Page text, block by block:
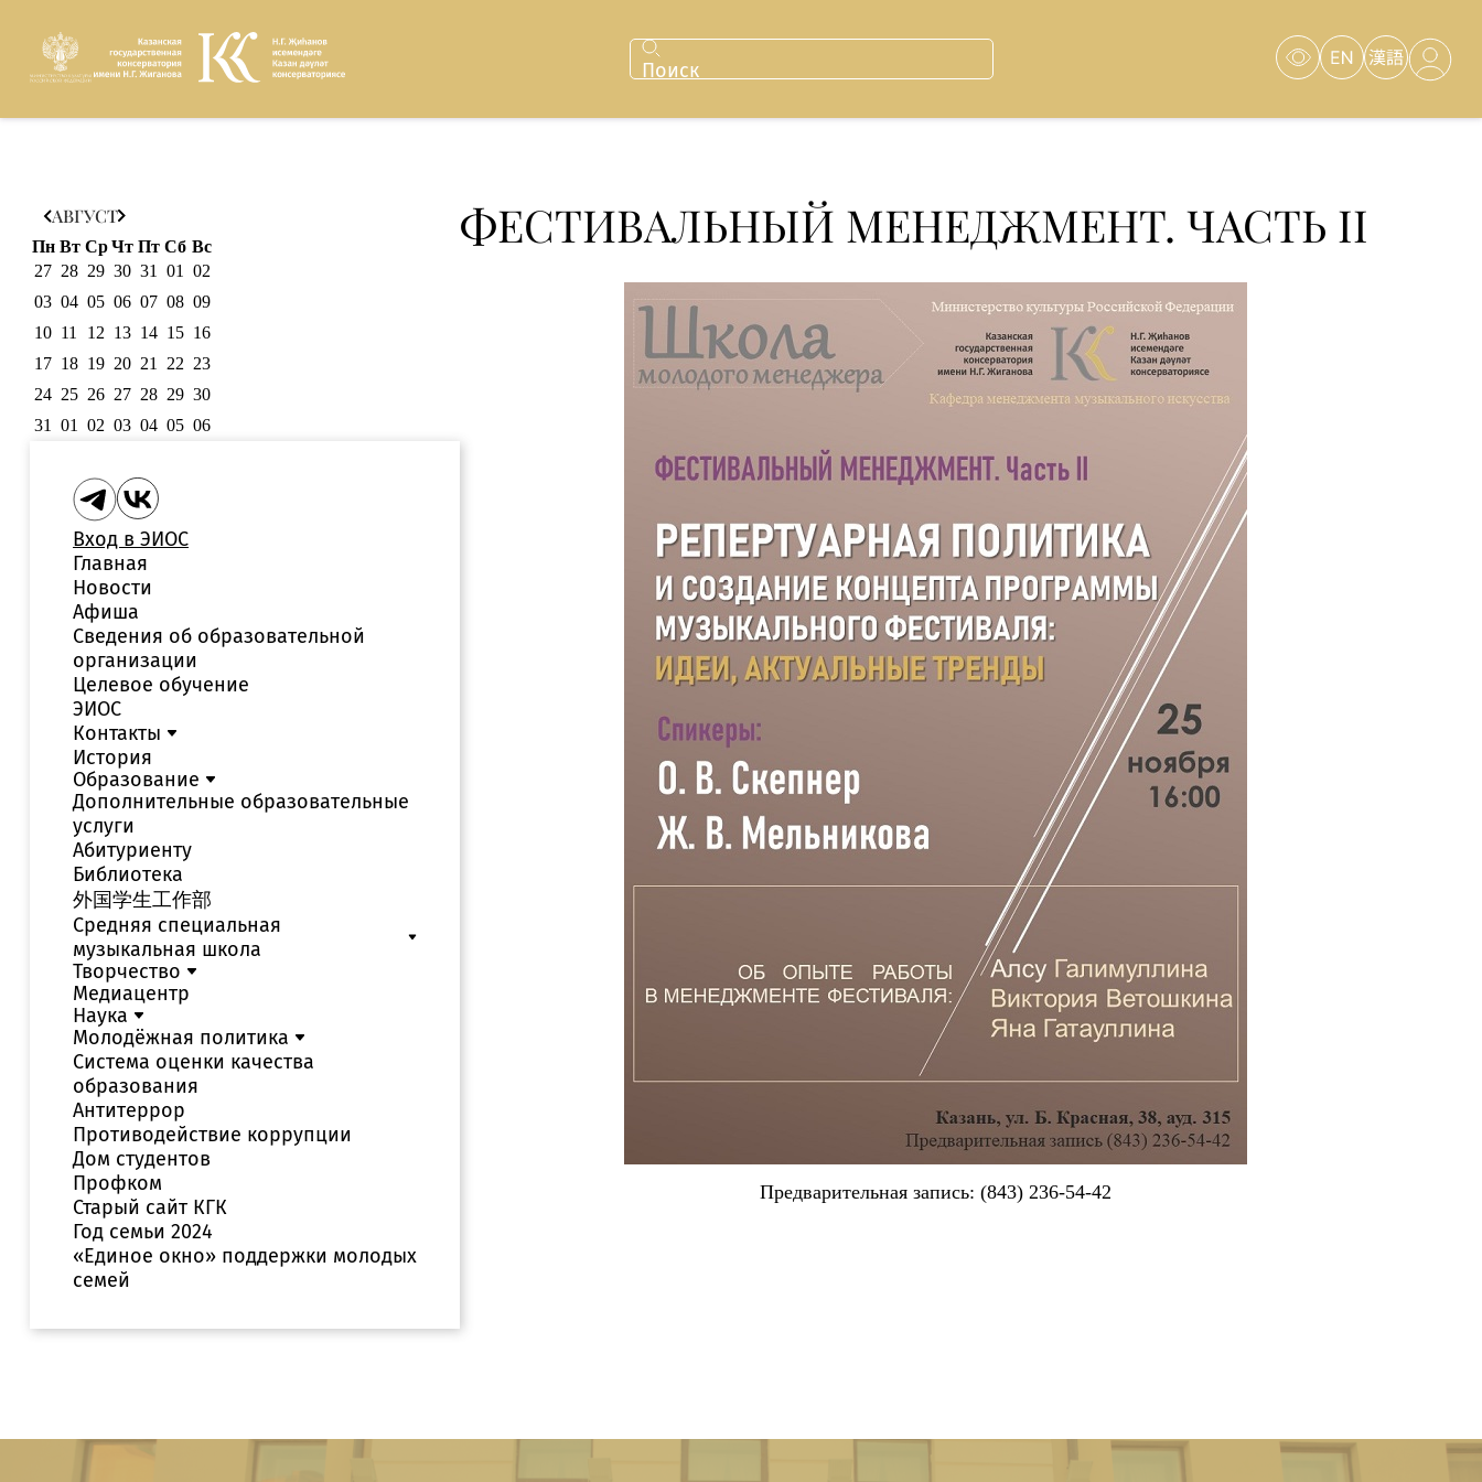
Поиск
Версия для
слабовидящих
АВГУСТ
Пн Вт Ср Чт Пт Сб Вс
27 28 29 30 31 01
02
03 04 05 06 07 08 09
10 11 12 13 14 15 16
17 18 19 20 21 22 23
24 25 26 27 28 29 30
31
01 02 03 04 05 06
Вход в ЭИОС
Главная
Новости
Афиша
Сведения об образовательной
организации
Целевое обучение
ЭИОС
Контакты
История
Образование
Дополнительные образовательные
услуги
Абитуриенту
Библиотека
外国学生工作部
Средняя специальная
музыкальная школа
Творчество
Медиацентр
Наука
Молодёжная политика
Система оценки качества
образования
Антитеррор
Противодействие коррупции
Дом студентов
Профком
Старый сайт КГК
Год семьи 2024
«Единое окно» поддержки молодых
семей
ФЕСТИВАЛЬНЫЙ МЕНЕДЖМЕНТ. ЧАСТЬ II
Предварительная запись: (843) 236-54-42
слабовидящих